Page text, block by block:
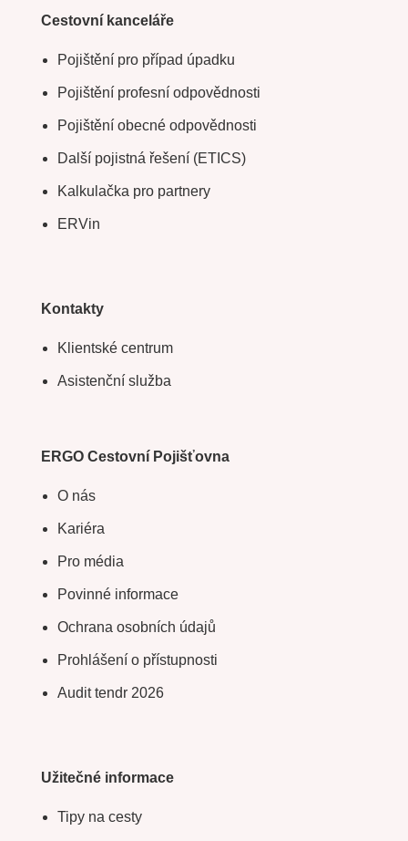
Cestovní kanceláře
Pojištění pro případ úpadku
Pojištění profesní odpovědnosti
Pojištění obecné odpovědnosti
Další pojistná řešení (ETICS)
Kalkulačka pro partnery
ERVin
Kontakty
Klientské centrum
Asistenční služba
ERGO Cestovní Pojišťovna
O nás
Kariéra
Pro média
Povinné informace
Ochrana osobních údajů
Prohlášení o přístupnosti
Audit tendr 2026
Užitečné informace
Tipy na cesty